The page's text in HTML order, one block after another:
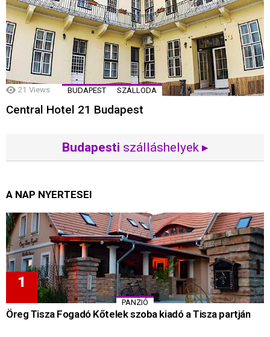
21 Views BUDAPEST SZÁLLODA
Central Hotel 21 Budapest
Budapesti szálláshelyek ▸
A NAP NYERTESEI
PANZIÓ
Öreg Tisza Fogadó Kőtelek szoba kiadó a Tisza partján